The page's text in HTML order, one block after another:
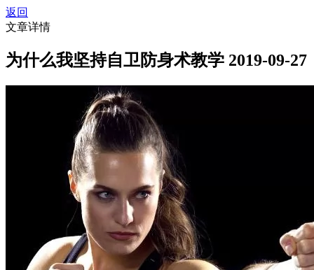
返回
文章详情
为什么我坚持自卫防身术教学 2019-09-27